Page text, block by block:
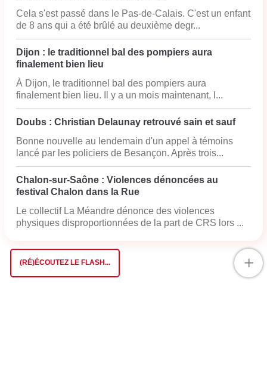
Cela s'est passé dans le Pas-de-Calais. C'est un enfant
de 8 ans qui a été brûlé au deuxième degr...
Dijon : le traditionnel bal des pompiers aura
finalement bien lieu
À Dijon, le traditionnel bal des pompiers aura
finalement bien lieu. Il y a un mois maintenant, l...
Doubs : Christian Delaunay retrouvé sain et sauf
Bonne nouvelle au lendemain d'un appel à témoins
lancé par les policiers de Besançon. Après trois...
Chalon-sur-Saône : Violences dénoncées au
festival Chalon dans la Rue
Le collectif La Méandre dénonce des violences
physiques disproportionnées de la part de CRS lors ...
(RÉ)ÉCOUTEZ LE FLASH... +